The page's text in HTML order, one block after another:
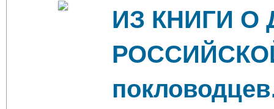
ИЗ КНИГИ О